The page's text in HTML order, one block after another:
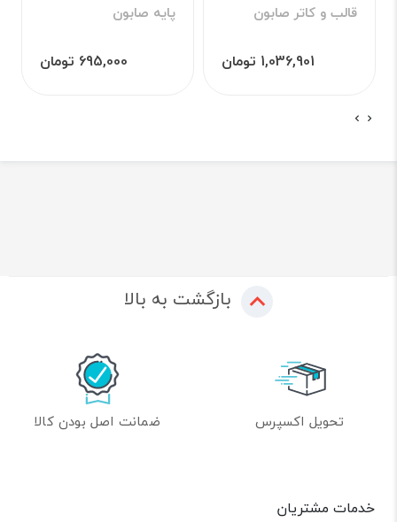
قالب و کاتر صابون
1,036,901 تومان
پایه صابون
695,000 تومان
بازگشت به بالا
تحویل اکسپرس ضمانت اصل بودن کالا
خدمات مشتریان